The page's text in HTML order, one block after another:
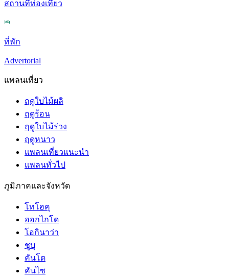
สถานที่ท่องเที่ยว
ที่พัก
Advertorial
แพลนเที่ยว
ฤดูใบไม้ผลิ
ฤดูร้อน
ฤดูใบไม้ร่วง
ฤดูหนาว
แพลนเที่ยวแนะนำ
แพลนทั่วไป
ภูมิภาคและจังหวัด
โทโฮคุ
ฮอกไกโด
โอกินาว่า
ชูบุ
คันโต
คันไซ